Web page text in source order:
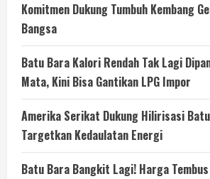
Komitmen Dukung Tumbuh Kembang
Bangsa
Batu Bara Kalori Rendah Tak Lagi
Mata, Kini Bisa Gantikan LPG Impor
Amerika Serikat Dukung Hilirisasi
Targetkan Kedaulatan Energi
Batu Bara Bangkit Lagi! Harga